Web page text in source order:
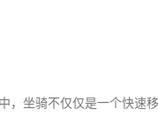
，坐骑不仅仅是一个快速